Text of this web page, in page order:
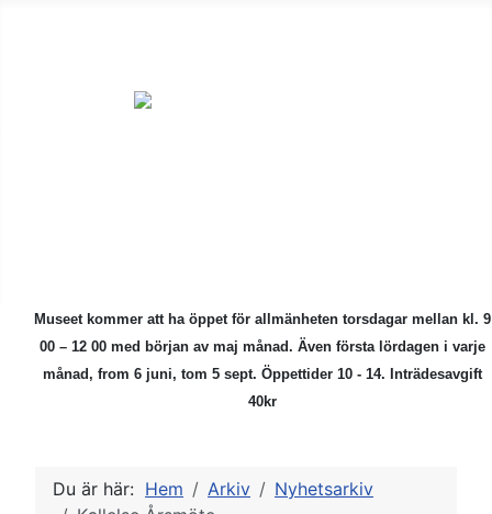
Museet kommer att ha öppet för allmänheten torsdagar mellan kl. 9
00 – 12 00 med början av maj månad. Även första lördagen i varje
månad, from 6 juni, tom 5 sept. Öppettider 10 - 14. Inträdesavgift
40kr
Du är här: Hem Arkiv
Nyhetsarkiv